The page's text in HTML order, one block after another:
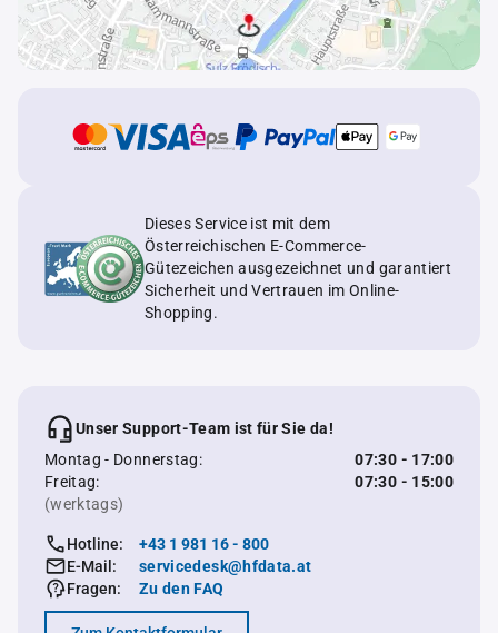
Dieses Service ist mit dem
Österreichischen E-Commerce-
Gütezeichen ausgezeichnet und garantiert
Sicherheit und Vertrauen im Online-
Shopping.
Unser Support-Team ist für Sie da!
Montag - Donnerstag:
07:30 - 17:00
Freitag:
07:30 - 15:00
(werktags)
Hotline:
+43 1 981 16 - 800
E-Mail:
servicedesk@hfdata.at
Fragen:
Zu den FAQ